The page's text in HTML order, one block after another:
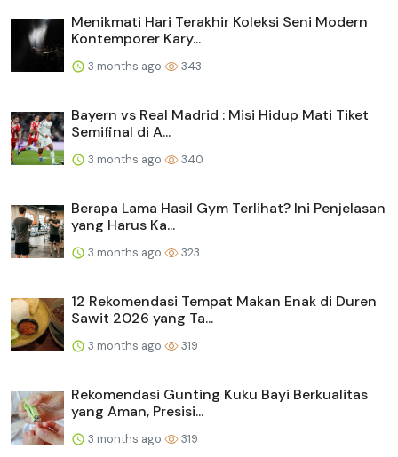
Menikmati Hari Terakhir Koleksi Seni Modern
Kontemporer Kary...
3 months ago 343
Bayern vs Real Madrid : Misi Hidup Mati Tiket
Semifinal di A...
3 months ago 340
Berapa Lama Hasil Gym Terlihat? Ini Penjelasan
yang Harus Ka...
3 months ago 323
12 Rekomendasi Tempat Makan Enak di Duren
Sawit 2026 yang Ta...
3 months ago 319
Rekomendasi Gunting Kuku Bayi Berkualitas
yang Aman, Presisi...
3 months ago 319